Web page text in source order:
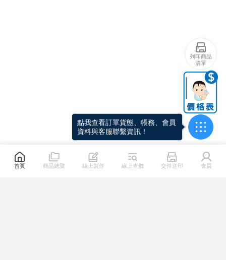
點我查看訂單貨態、帳務、會員
資料與客服聯繫資訊！
列印商品
清單
首頁 商品總覽 線上製作 線上查價 交件送印 會員